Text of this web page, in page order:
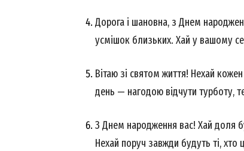
Дорога і шановна, з Днем
усмішок близьких. Хай у вашому
Вітаю зі святом життя! Нехай
день — нагодою відчути турботу,
З Днем народження вас! Хай доля
Нехай поруч завжди будуть ті, хто